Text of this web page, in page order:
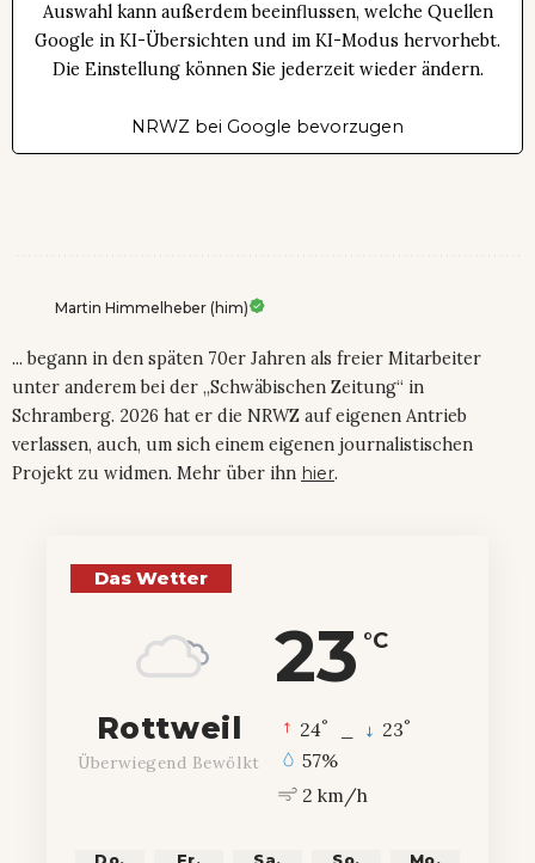
Auswahl kann außerdem beeinflussen, welche Quellen
Google in KI-Übersichten und im KI-Modus hervorhebt.
Die Einstellung können Sie jederzeit wieder ändern.
NRWZ bei Google bevorzugen
Martin Himmelheber (him)
... begann in den späten 70er Jahren als freier Mitarbeiter
unter anderem bei der „Schwäbischen Zeitung“ in
Schramberg. 2026 hat er die NRWZ auf eigenen Antrieb
verlassen, auch, um sich einem eigenen journalistischen
Projekt zu widmen. Mehr über ihn hier.
Das Wetter
23 °C
Rottweil
Überwiegend Bewölkt
24° 23°
57%
2 km/h